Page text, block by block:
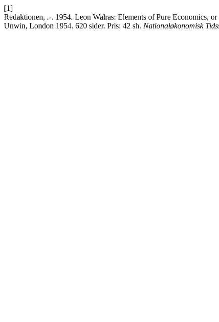
[1]
Redaktionen, .-. 1954. Leon Walras: Elements of Pure Economics,
Unwin, London 1954. 620 sider. Pris: 42 sh. Nationaløkonomisk